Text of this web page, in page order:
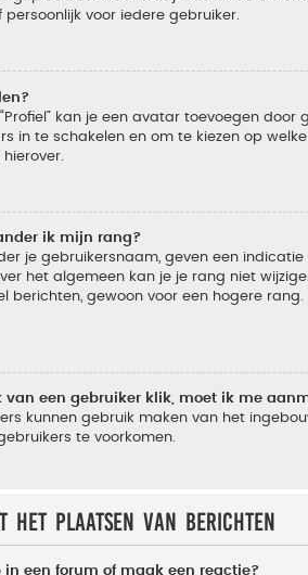
voor iedere gebruiker.
kan je een avatar toevoegen
in te schakelen en om te kiezen op
ik mijn rang?
je gebruikersnaam, geven een
het algemeen kan je je rang niet
berichten, gewoon voor een hogere
een gebruiker klik, moet ik me
kunnen gebruik maken van het
te voorkomen.
het plaatsen van berichten
een forum of maak een reactie?